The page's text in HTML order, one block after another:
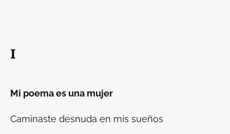
I
Mi poema es una mujer
Caminaste desnuda en mis sueños